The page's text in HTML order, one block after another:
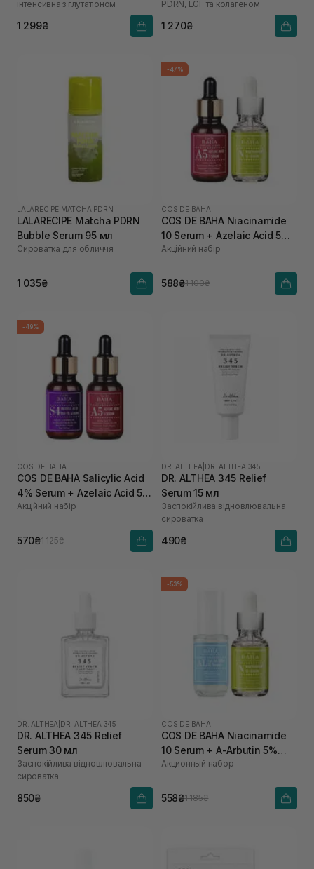
інтенсивна з глутатіоном
1 299₴
PDRN, EGF та колагеном
1 270₴
LALARECIPE MATCHA PDRN
LALARECIPE Matcha PDRN
Bubble Serum 95 мл
Сироватка для обличчя
1 035₴
-47%
COS DE BAHA
COS DE BAHA Niacinamide
10 Serum + Azelaic Acid 5
Serum
Акційний набір
588₴1 100₴
-49%
COS DE BAHA
COS DE BAHA Salicylic Acid
4% Serum + Azelaic Acid 5
Serum
Акційний набір
570₴1 125₴
DR. ALTHEA DR. ALTHEA 345
DR. ALTHEA 345 Relief
Serum 15 мл
Заспокійлива відновлювальна
сироватка
490₴
DR. ALTHEA DR. ALTHEA 345
DR. ALTHEA 345 Relief
Serum 30 мл
Заспокійлива відновлювальна
сироватка
850₴
-53%
COS DE BAHA
COS DE BAHA Niacinamide
10 Serum + A-Arbutin 5%
Licorice AL
Акционный набор
558₴1 185₴